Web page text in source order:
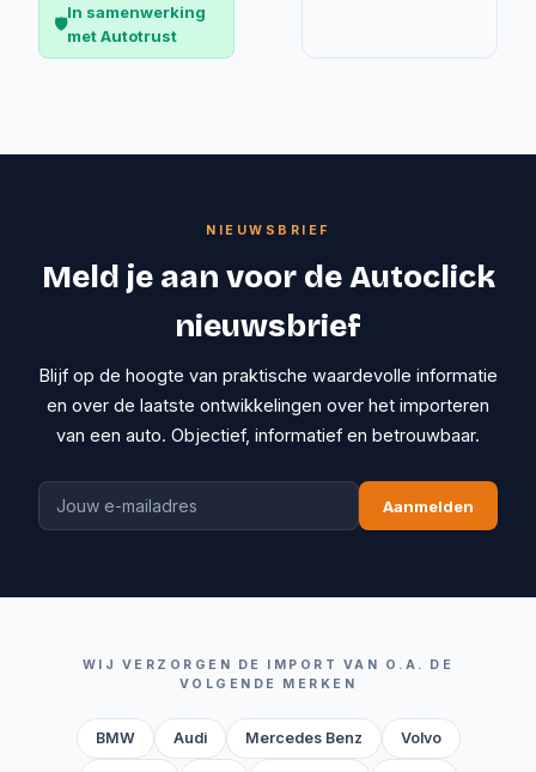
🛡️
In samenwerking
met Autotrust
NIEUWSBRIEF
Meld je aan voor de Autoclick
nieuwsbrief
Blijf op de hoogte van praktische waardevolle informatie
en over de laatste ontwikkelingen over het importeren
van een auto. Objectief, informatief en betrouwbaar.
Aanmelden
WIJ VERZORGEN DE IMPORT VAN O.A. DE
VOLGENDE MERKEN
BMW Audi Mercedes Benz Volvo